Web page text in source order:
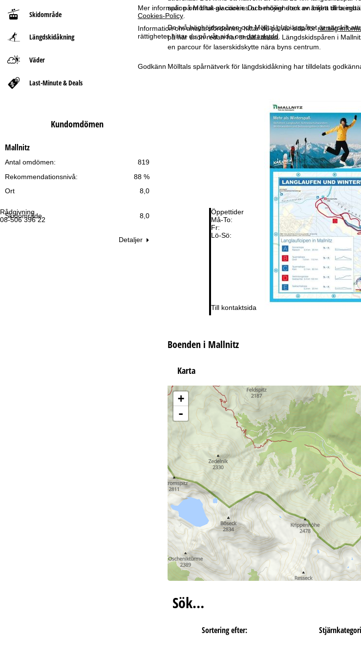
Mer information om bruk av cookies och möjligheten av ändra dina
Cookies-Policy.
Information om ansvarsfördelning hittar du på vår sida förrättslig
rättigheter hittar du på vår sida omdataskydd.
Godkänn
Rådgivning
08-506 396 22
Öppettider
Må-To:
09.00–17.00
Fr:
09.00–14.00
Lö-Sö:
Stängt
Till kontaktsidan
Rådgivning
Skidområde
Längdskidåkning
Väder
Last-Minute & Deals
Kundomdömen
Mallnitz
819
Antal omdömen:
88 %
Rekommendationsnivå:
Ort
8,0
Skidområde 8,0
Detaljer
t
s
spår på Mölltal-glaciären. Du behöver dock en biljett till
De två höghöjdsspåren och Mölltal-glaciärspåret är särskilt
på när snön redan har smält i dalen. Längdskidspåren i
en parcour för laserskidskytte nära byns centrum.
Mölltals spårnätverk för längdskidåkning har tilldelats
Boenden i Mallnitz
Karta
+
-
Sök…
Sortering efter: Stjärnkategori